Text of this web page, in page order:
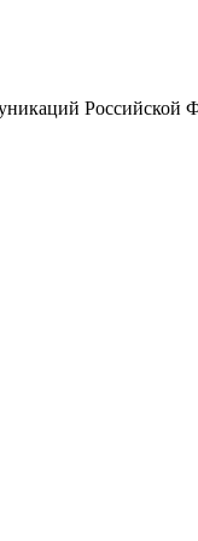
Российской